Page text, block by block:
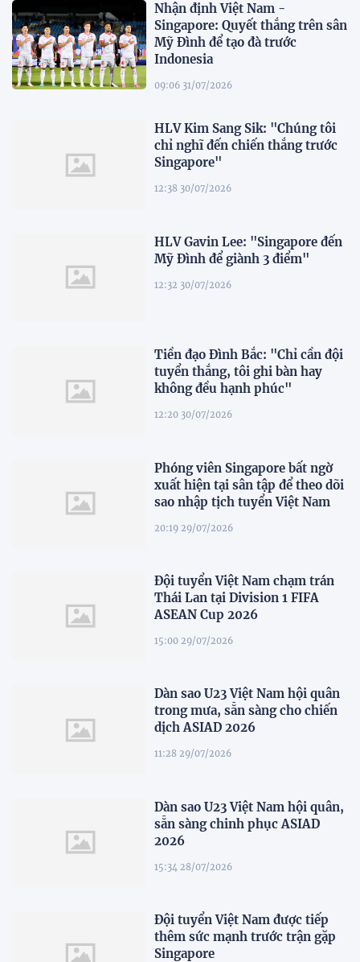
Nhận định Việt Nam -
Singapore: Quyết thắng trên sân
Mỹ Đình để tạo đà trước
Indonesia
09:06 31/07/2026
HLV Kim Sang Sik: "Chúng tôi
chỉ nghĩ đến chiến thắng trước
Singapore"
12:38 30/07/2026
HLV Gavin Lee: "Singapore đến
Mỹ Đình để giành 3 điểm"
12:32 30/07/2026
Tiền đạo Đình Bắc: "Chỉ cần đội
tuyển thắng, tôi ghi bàn hay
không đều hạnh phúc"
12:20 30/07/2026
Phóng viên Singapore bất ngờ
xuất hiện tại sân tập để theo dõi
sao nhập tịch tuyển Việt Nam
20:19 29/07/2026
Đội tuyển Việt Nam chạm trán
Thái Lan tại Division 1 FIFA
ASEAN Cup 2026
15:00 29/07/2026
Dàn sao U23 Việt Nam hội quân
trong mưa, sẵn sàng cho chiến
dịch ASIAD 2026
11:28 29/07/2026
Dàn sao U23 Việt Nam hội quân,
sẵn sàng chinh phục ASIAD
2026
15:34 28/07/2026
Đội tuyển Việt Nam được tiếp
thêm sức mạnh trước trận gặp
Singapore